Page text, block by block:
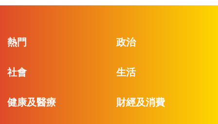
熱門 政治
社會 生活
健康及醫療 財經及消費